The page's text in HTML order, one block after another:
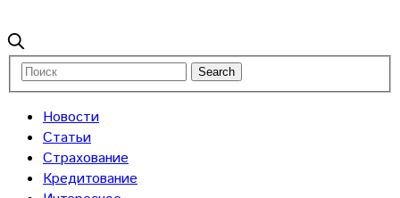
Новости
Статьи
Страхование
Кредитование